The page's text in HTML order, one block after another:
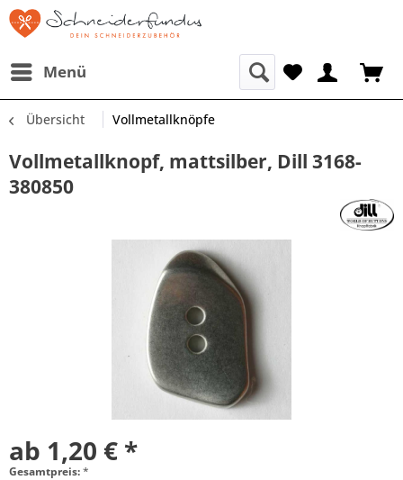
Menü
Übersicht Vollmetallknöpfe
Vollmetallknopf, mattsilber, Dill 3168-
380850
ab 1,20 € *
Gesamtpreis:*